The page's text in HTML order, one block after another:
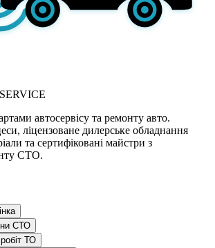
автосервісу та ремонту авто.
ліцензоване дилерське обладнання
та сертифіковані майстри з
СТО.
СТО
ТО